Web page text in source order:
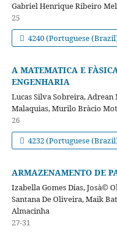
Gabriel Henrique Ribeiro
25
4240 (Portuguese
A MATEMATICA E
ENGENHARIA
Lucas Silva Sobreira,
Malaquias, Murilo Brà­cio
26
4232 (Portuguese
ARMAZENAMENTO DE
Izabella Gomes Dias, Josà©
Santana De Oliveira, Maik
Almacinha
27-31